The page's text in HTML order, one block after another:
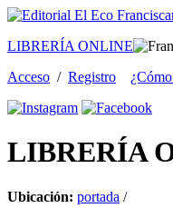
LIBRERÍA ONLINE
Acceso / Registro
LIBRERÍA
Ubicación: portada /